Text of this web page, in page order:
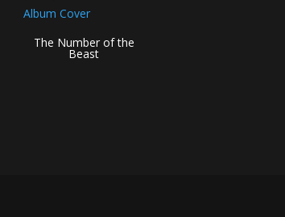
The Number of the
Beast